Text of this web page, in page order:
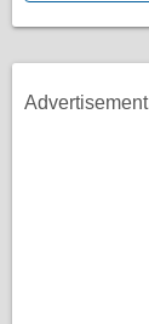
Advertisement